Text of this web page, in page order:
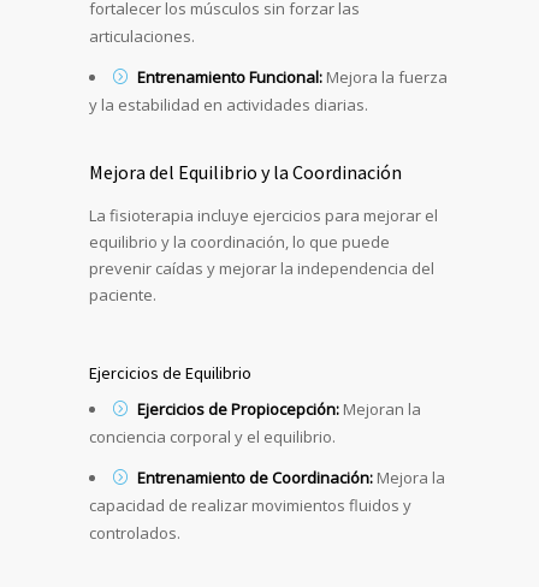
fortalecer los músculos sin forzar las
articulaciones.
Entrenamiento Funcional: Mejora la fuerza
y la estabilidad en actividades diarias.
Mejora del Equilibrio y la Coordinación
La fisioterapia incluye ejercicios para mejorar el
equilibrio y la coordinación, lo que puede
prevenir caídas y mejorar la independencia del
paciente.
Ejercicios de Equilibrio
Ejercicios de Propiocepción: Mejoran la
conciencia corporal y el equilibrio.
Entrenamiento de Coordinación: Mejora la
capacidad de realizar movimientos fluidos y
controlados.